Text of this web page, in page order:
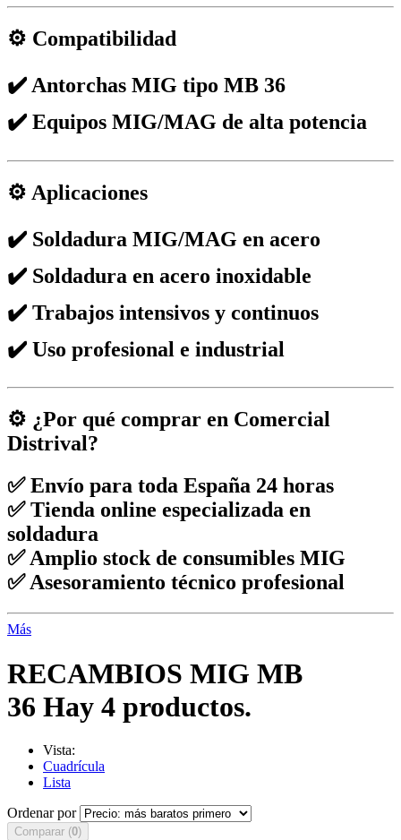
⚙️ Compatibilidad
✔️ Antorchas MIG tipo MB 36
✔️ Equipos MIG/MAG de alta potencia
⚙️ Aplicaciones
✔️ Soldadura MIG/MAG en acero
✔️ Soldadura en acero inoxidable
✔️ Trabajos intensivos y continuos
✔️ Uso profesional e industrial
⚙️ ¿Por qué comprar en Comercial
Distrival?
✅ Envío para toda España 24 horas
✅ Tienda online especializada en
soldadura
✅ Amplio stock de consumibles MIG
✅ Asesoramiento técnico profesional
Más
RECAMBIOS MIG MB
36 Hay 4 productos.
Vista:
Cuadrícula
Lista
Ordenar por
Comparar (0)